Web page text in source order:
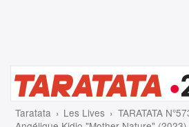
Taratata Les Lives
TARATATA